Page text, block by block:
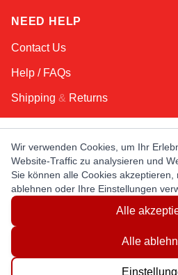
NEED HELP
Contact Us
Help / FAQs
Shipping & Returns
KEEP IN
E-Mail-Adresse
LATIN
Wir verwenden Cookies, um Ihr
Website-Traffic zu analysieren und
Sie können alle Cookies
ablehnen oder Ihre Einstellungen
Alle
Alle